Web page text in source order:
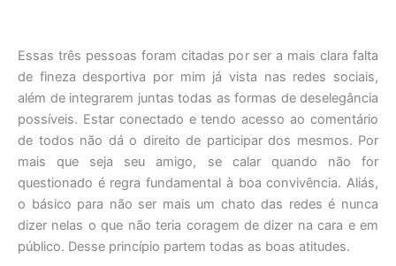
Essas três pessoas foram citadas por ser a mais clara falta
de fineza desportiva por mim já vista nas redes sociais,
além de integrarem juntas todas as formas de deselegância
possíveis. Estar conectado e tendo acesso ao comentário
de todos não dá o direito de participar dos mesmos. Por
mais que seja seu amigo, se calar quando não for
questionado é regra fundamental à boa convivência. Aliás,
o básico para não ser mais um chato das redes é nunca
dizer nelas o que não teria coragem de dizer na cara e em
público. Desse princípio partem todas as boas atitudes.